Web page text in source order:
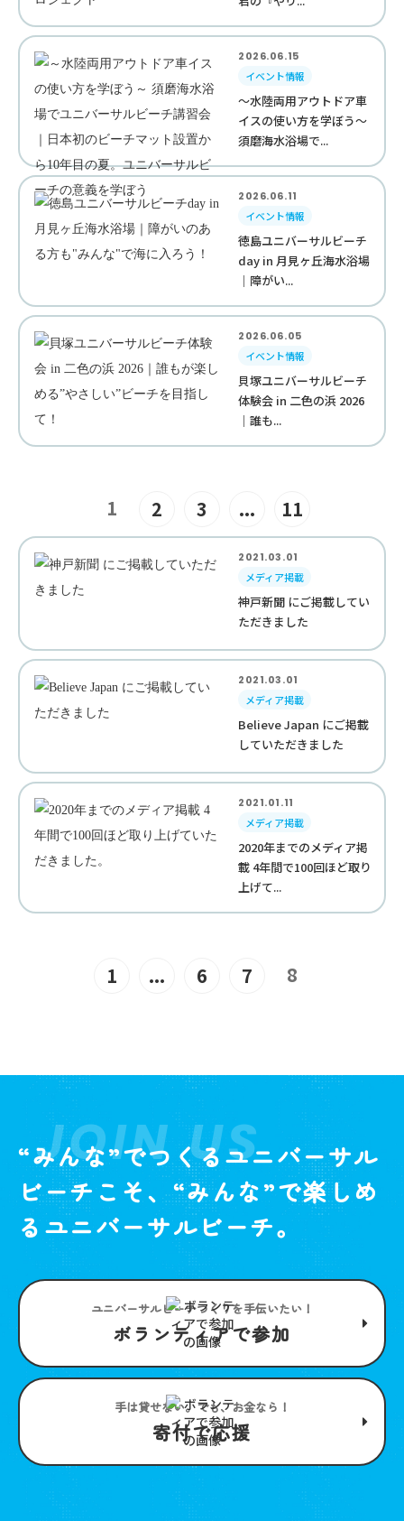
2026.06.15
イベント情報
～水陸両用アウトドア車
イスの使い方を学ぼう～
須磨海水浴場で...
2026.06.11
イベント情報
徳島ユニバーサルビーチ
day in 月見ヶ丘海水浴場
｜障がい...
2026.06.05
イベント情報
貝塚ユニバーサルビーチ
体験会 in 二色の浜 2026
｜誰も...
1 2 3 ... 11
2021.03.01
メディア掲載
神戸新聞 にご掲載してい
ただきました
2021.03.01
メディア掲載
Believe Japan にご掲載
していただきました
2021.01.11
メディア掲載
2020年までのメディア掲
載 4年間で100回ほど取り
上げて...
1 ... 6 7 8
JOIN US
“みんな”でつくるユニバーサル
ビーチこそ、“みんな”で楽しめ
るユニバーサルビーチ。
ユニバーサルビーチつくりを手伝いたい！
ボランティアで参加
手は貸せない。でも、お金なら！
寄付で応援